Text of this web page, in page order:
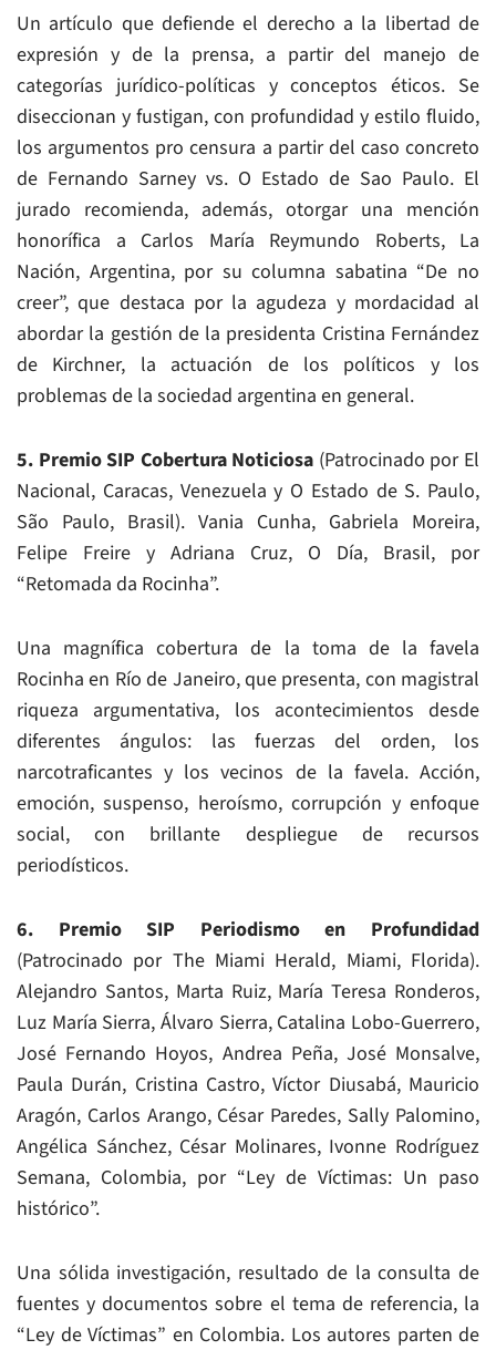
Un artículo que defiende el derecho a la libertad de
expresión y de la prensa, a partir del manejo de
categorías jurídico-políticas y conceptos éticos. Se
diseccionan y fustigan, con profundidad y estilo fluido,
los argumentos pro censura a partir del caso concreto
de Fernando Sarney vs. O Estado de Sao Paulo. El
jurado recomienda, además, otorgar una mención
honorífica a Carlos María Reymundo Roberts, La
Nación, Argentina, por su columna sabatina “De no
creer”, que destaca por la agudeza y mordacidad al
abordar la gestión de la presidenta Cristina Fernández
de Kirchner, la actuación de los políticos y los
problemas de la sociedad argentina en general.
5. Premio SIP Cobertura Noticiosa (Patrocinado por El
Nacional, Caracas, Venezuela y O Estado de S. Paulo,
São Paulo, Brasil). Vania Cunha, Gabriela Moreira,
Felipe Freire y Adriana Cruz, O Día, Brasil, por
“Retomada da Rocinha”.
Una magnífica cobertura de la toma de la favela
Rocinha en Río de Janeiro, que presenta, con magistral
riqueza argumentativa, los acontecimientos desde
diferentes ángulos: las fuerzas del orden, los
narcotraficantes y los vecinos de la favela. Acción,
emoción, suspenso, heroísmo, corrupción y enfoque
social, con brillante despliegue de recursos
periodísticos.
6. Premio SIP Periodismo en Profundidad
(Patrocinado por The Miami Herald, Miami, Florida).
Alejandro Santos, Marta Ruiz, María Teresa Ronderos,
Luz María Sierra, Álvaro Sierra, Catalina Lobo-Guerrero,
José Fernando Hoyos, Andrea Peña, José Monsalve,
Paula Durán, Cristina Castro, Víctor Diusabá, Mauricio
Aragón, Carlos Arango, César Paredes, Sally Palomino,
Angélica Sánchez, César Molinares, Ivonne Rodríguez
Semana, Colombia, por “Ley de Víctimas: Un paso
histórico”.
Una sólida investigación, resultado de la consulta de
fuentes y documentos sobre el tema de referencia, la
“Ley de Víctimas” en Colombia. Los autores parten de